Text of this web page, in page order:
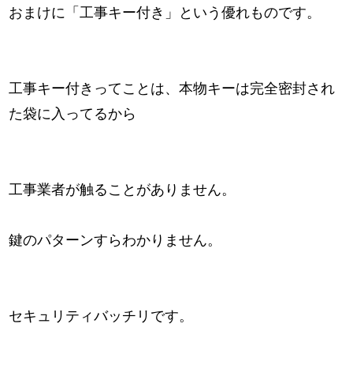
おまけに「工事キー付き」という優れものです。
工事キー付きってことは、本物キーは完全密封され
た袋に入ってるから
工事業者が触ることがありません。
鍵のパターンすらわかりません。
セキュリティバッチリです。